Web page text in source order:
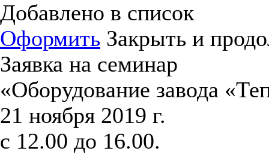
Добавлено в список
Оформить Закрыть и
Заявка на семинар
«Оборудование завода
21 ноября 2019 г.
с 12.00 до 16.00.